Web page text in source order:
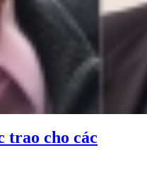
trao cho các